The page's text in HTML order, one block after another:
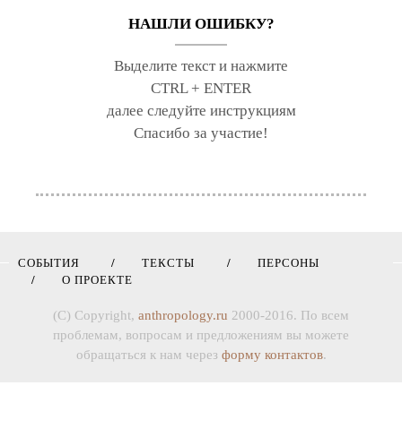
НАШЛИ ОШИБКУ?
Выделите текст и нажмите
CTRL + ENTER
далее следуйте инструкциям
Спасибо за участие!
СОБЫТИЯ ТЕКСТЫ
ПЕРСОНЫ
О ПРОЕКТЕ
(C) Copyright, anthropology.ru 2000-2016. По всем
проблемам, вопросам и предложениям вы можете
обращаться к нам через форму контактов.